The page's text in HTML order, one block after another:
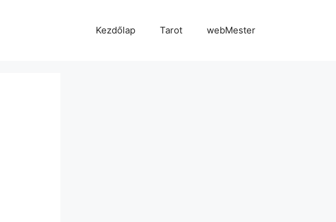
Kezdőlap Tarot webMester